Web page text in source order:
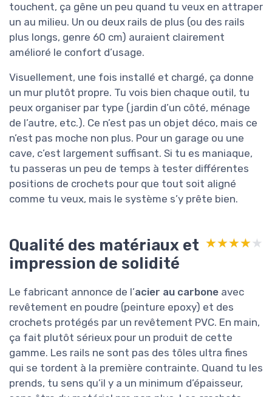
touchent, ça gêne un peu quand tu veux en attraper
un au milieu. Un ou deux rails de plus (ou des rails
plus longs, genre 60 cm) auraient clairement
amélioré le confort d’usage.
Visuellement, une fois installé et chargé, ça donne
un mur plutôt propre. Tu vois bien chaque outil, tu
peux organiser par type (jardin d’un côté, ménage
de l’autre, etc.). Ce n’est pas un objet déco, mais ce
n’est pas moche non plus. Pour un garage ou une
cave, c’est largement suffisant. Si tu es maniaque,
tu passeras un peu de temps à tester différentes
positions de crochets pour que tout soit aligné
comme tu veux, mais le système s’y prête bien.
Qualité des matériaux et
impression de solidité
★★★★★
★★★★★
Le fabricant annonce de l’acier au carbone avec
revêtement en poudre (peinture epoxy) et des
crochets protégés par un revêtement PVC. En main,
ça fait plutôt sérieux pour un produit de cette
gamme. Les rails ne sont pas des tôles ultra fines
qui se tordent à la première contrainte. Quand tu les
prends, tu sens qu’il y a un minimum d’épaisseur,